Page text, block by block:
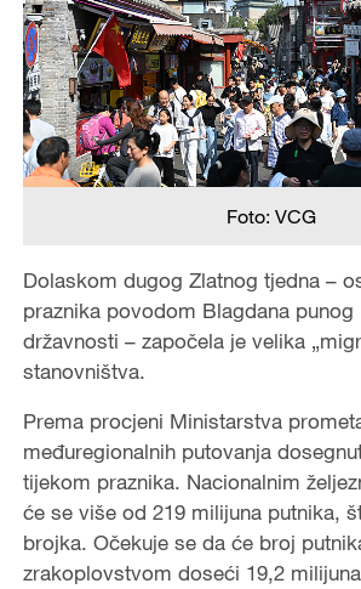
Foto: VCG
Dolaskom dugog Zlatnog tjedna –
praznika povodom Blagdana punog
državnosti – započela je velika
stanovništva.
Prema procjeni Ministarstva
međuregionalnih putovanja
tijekom praznika. Nacionalnim
će se više od 219 milijuna putnika,
brojka. Očekuje se da će broj
zrakoplovstvom doseći 19,2